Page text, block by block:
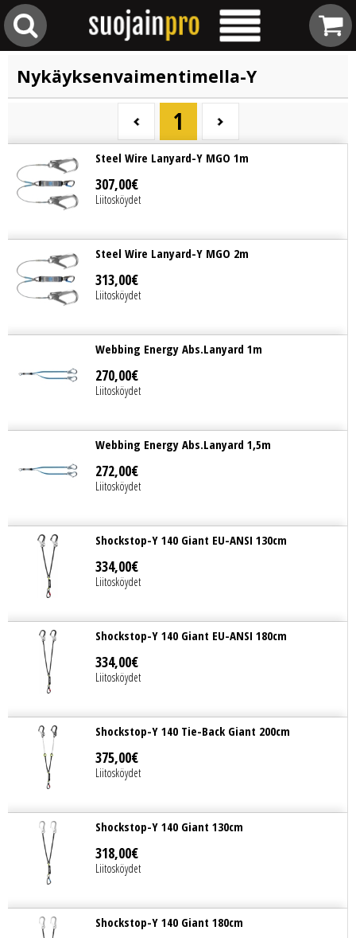
Nykäyksenvaimentimella-Y
1
Steel Wire Lanyard-Y MGO 1m
307,00€
Liitosköydet
Steel Wire Lanyard-Y MGO 2m
313,00€
Liitosköydet
Webbing Energy Abs.Lanyard 1m
270,00€
Liitosköydet
Webbing Energy Abs.Lanyard 1,5m
272,00€
Liitosköydet
Shockstop-Y 140 Giant EU-ANSI 130cm
334,00€
Liitosköydet
Shockstop-Y 140 Giant EU-ANSI 180cm
334,00€
Liitosköydet
Shockstop-Y 140 Tie-Back Giant 200cm
375,00€
Liitosköydet
Shockstop-Y 140 Giant 130cm
318,00€
Liitosköydet
Shockstop-Y 140 Giant 180cm